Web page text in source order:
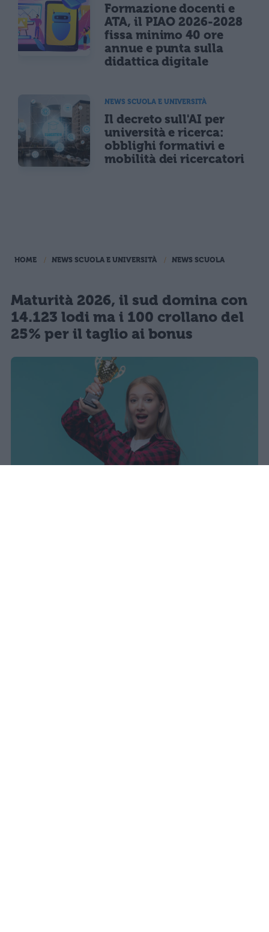
Formazione docenti e
ATA, il PIAO 2026-2028
fissa minimo 40 ore
annue e punta sulla
didattica digitale
NEWS SCUOLA E UNIVERSITÀ
Il decreto sull'AI per
università e ricerca:
obblighi formativi e
mobilità dei ricercatori
HOME NEWS SCUOLA E UNIVERSITÀ NEWS SCUOLA
Maturità 2026, il sud domina con
14.123 lodi ma i 100 crollano del
25% per il taglio ai bonus